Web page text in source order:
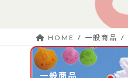
HOME 一般商品
一般商品